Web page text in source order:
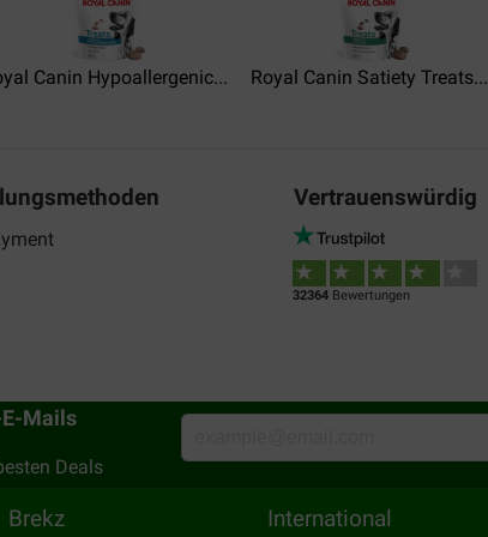
Canin Hypoallergenic... Royal Canin Satiety Treats...
Vertrauenswürdig
32364Bewertungen
Mails
Deals
Brekz International